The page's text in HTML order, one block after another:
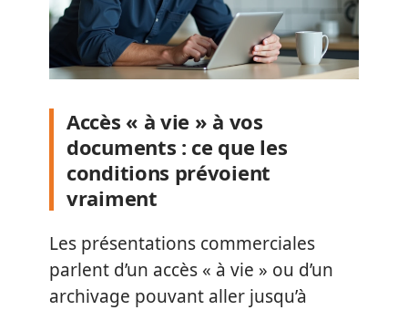
Accès « à vie » à vos
documents : ce que les
conditions prévoient
vraiment
Les présentations commerciales
parlent d’un accès « à vie » ou d’un
archivage pouvant aller jusqu’à